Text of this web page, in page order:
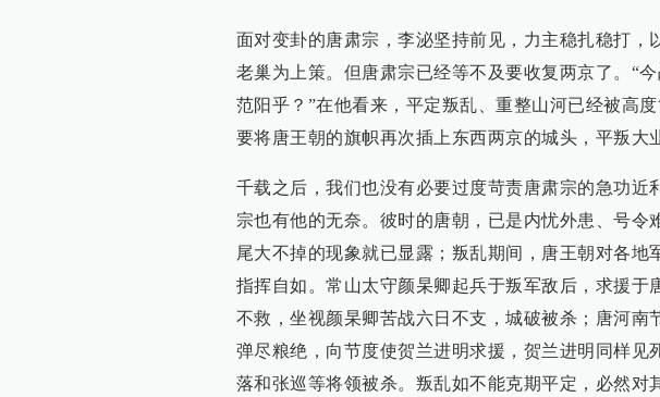
面对变卦的唐肃宗，李泌坚持前见，力主稳扎稳打，
老巢为上策。但唐肃宗已经等不及要收复两京了。“
范阳乎？”在他看来，平定叛乱、重整山河已经被高
要将唐王朝的旗帜再次插上东西两京的城头，平叛大
千载之后，我们也没有必要过度苛责唐肃宗的急功近
宗也有他的无奈。彼时的唐朝，已是内忧外患、号令
尾大不掉的现象就已显露；叛乱期间，唐王朝对各地
指挥自如。常山太守颜杲卿起兵于叛军敌后，求援于
不救，坐视颜杲卿苦战六日不支，城破被杀；唐河南
弹尽粮绝，向节度使贺兰进明求援，贺兰进明同样见
落和张巡等将领被杀。叛乱如不能克期平定，必然对